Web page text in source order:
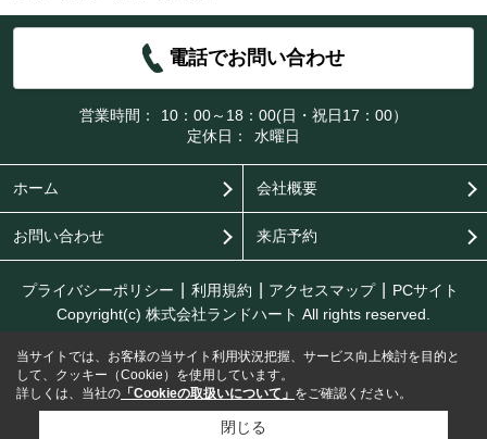
電話でお問い合わせ
営業時間：
10：00～18：00(日・祝日17：00）
定休日：
水曜日
ホーム 会社概要
お問い合わせ 来店予約
プライバシーポリシー 利用規約 アクセスマップ
PCサイト
Copyright(c) 株式会社ランドハート All rights reserved.
当サイトでは、お客様の当サイト利用状況把握、サービス向上検討を目的と
して、クッキー（Cookie）を使用しています。
詳しくは、当社の 「Cookieの取扱いについて」 をご確認ください。
閉じる